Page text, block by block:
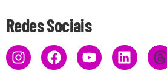
Redes Sociais